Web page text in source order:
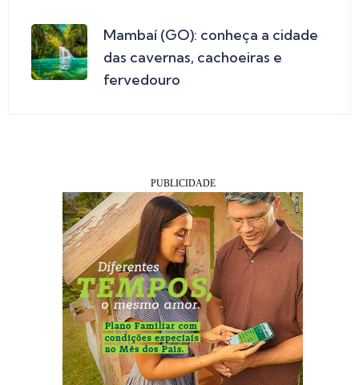
Mambaí (GO): conheça a cidade
das cavernas, cachoeiras e
fervedouro